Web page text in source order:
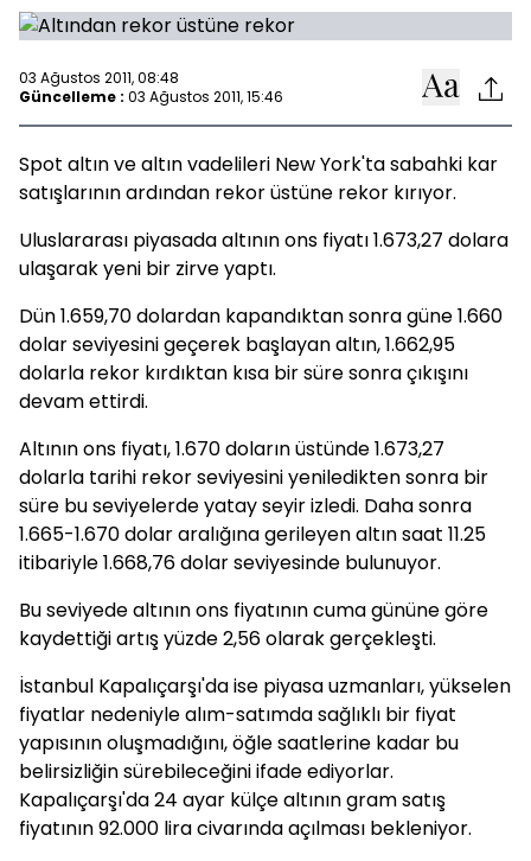
03 Ağustos 2011, 08:48
Güncelleme : 03 Ağustos 2011, 15:46
Spot altın ve altın vadelileri New York'ta sabahki kar
satışlarının ardından rekor üstüne rekor kırıyor.
Uluslararası piyasada altının ons fiyatı 1.673,27 dolara
ulaşarak yeni bir zirve yaptı.
Dün 1.659,70 dolardan kapandıktan sonra güne 1.660
dolar seviyesini geçerek başlayan altın, 1.662,95
dolarla rekor kırdıktan kısa bir süre sonra çıkışını
devam ettirdi.
Altının ons fiyatı, 1.670 doların üstünde 1.673,27
dolarla tarihi rekor seviyesini yeniledikten sonra bir
süre bu seviyelerde yatay seyir izledi. Daha sonra
1.665-1.670 dolar aralığına gerileyen altın saat 11.25
itibariyle 1.668,76 dolar seviyesinde bulunuyor.
Bu seviyede altının ons fiyatının cuma gününe göre
kaydettiği artış yüzde 2,56 olarak gerçekleşti.
İstanbul Kapalıçarşı'da ise piyasa uzmanları, yükselen
fiyatlar nedeniyle alım-satımda sağlıklı bir fiyat
yapısının oluşmadığını, öğle saatlerine kadar bu
belirsizliğin sürebileceğini ifade ediyorlar.
Kapalıçarşı'da 24 ayar külçe altının gram satış
fiyatının 92.000 lira civarında açılması bekleniyor.